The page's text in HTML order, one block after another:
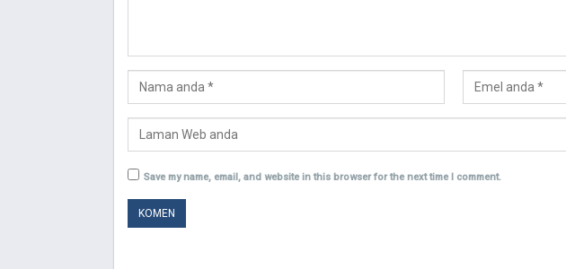
Save my name, email, and website in this browser for the next time I comment.